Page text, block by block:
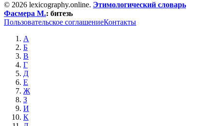
© 2026 lexicography.online. Этимологический словарь
Фасмера М.: битезь
Пользовательское соглашениеКонтакты
А
Б
В
Г
Д
Е
Ж
З
И
К